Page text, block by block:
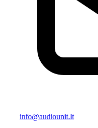
info@audiounit.lt